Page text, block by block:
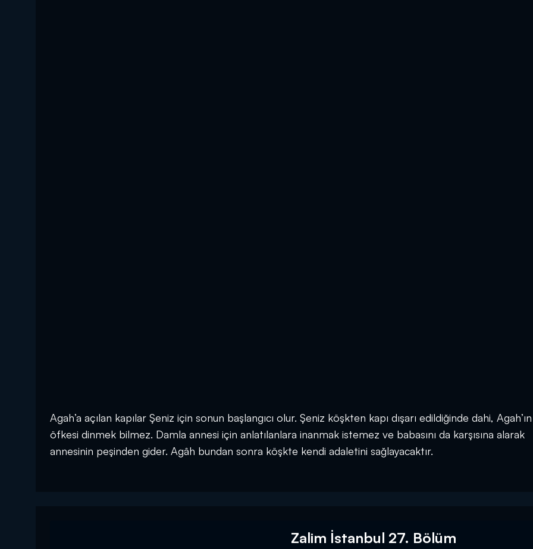
Agah’a açılan kapılar Şeniz için sonun başlangıcı olur. Şeniz köşkten kapı dışarı edildiğinde dahi, Agah’ın
öfkesi dinmek bilmez. Damla annesi için anlatılanlara inanmak istemez ve babasını da karşısına alarak
annesinin peşinden gider. Agâh bundan sonra köşkte kendi adaletini sağlayacaktır.
Zalim İstanbul 27. Bölüm